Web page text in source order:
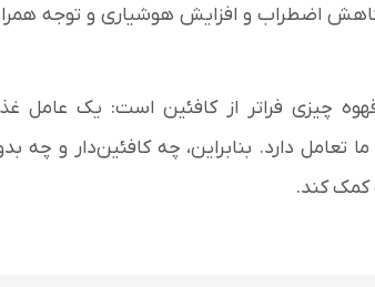
کاهش اضطراب و افزایش هوشیاری و توجه
چیزی فراتر از کافئین است: یک عامل
دارد. بنابراین، چه کافئین‌دار و چه
کمک کند.